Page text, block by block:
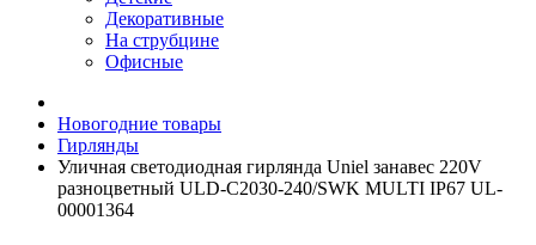
Декоративные
На струбцине
Офисные
Новогодние товары
Гирлянды
Уличная светодиодная гирлянда Uniel занавес 220V
разноцветный ULD-C2030-240/SWK MULTI IP67 UL-
00001364